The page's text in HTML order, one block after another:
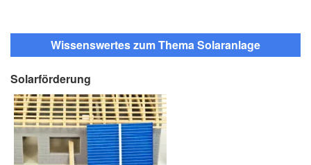
Wissenswertes zum Thema Solaranlage
Solarförderung